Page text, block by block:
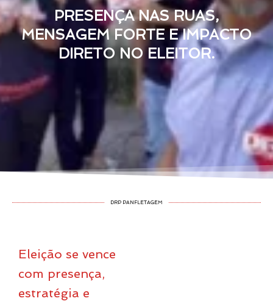
PRESENÇA NAS RUAS,
MENSAGEM FORTE E IMPACTO
DIRETO NO ELEITOR.
DRP PANFLETAGEM
Eleição se vence
com presença,
estratégia e